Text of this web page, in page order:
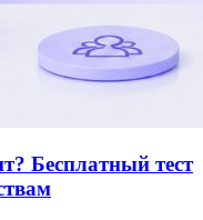
Бесплатный тест